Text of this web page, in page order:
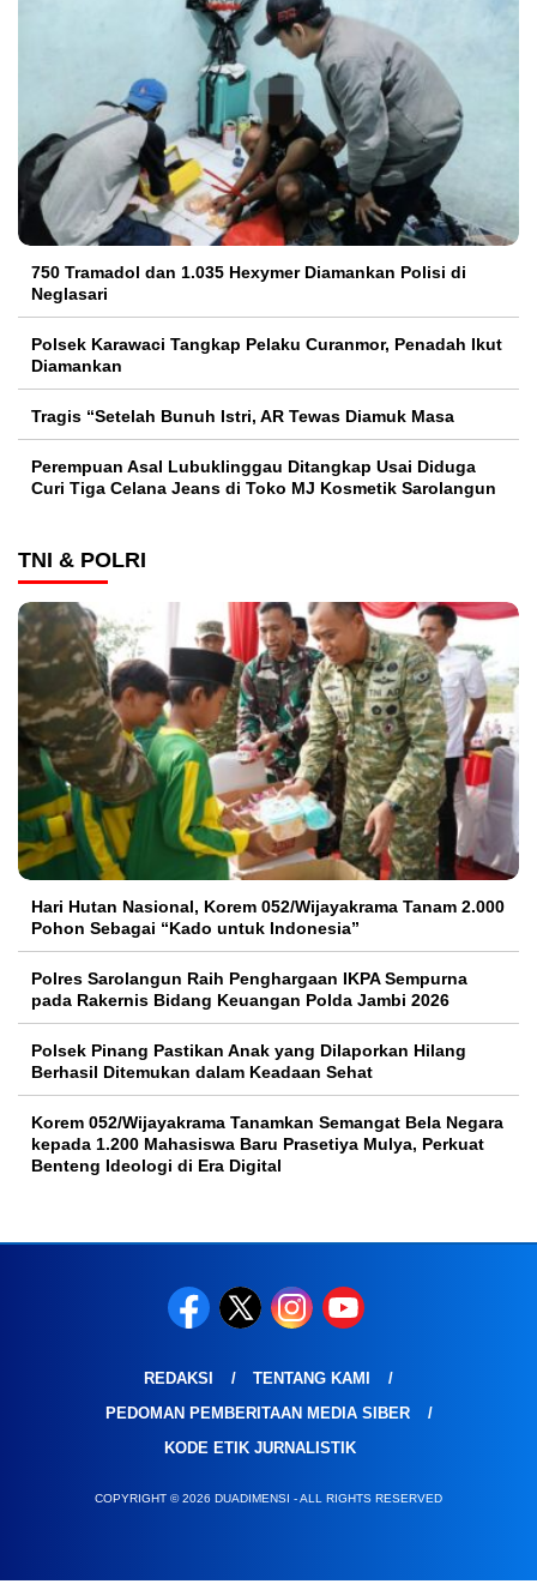
750 Tramadol dan 1.035 Hexymer Diamankan Polisi di
Neglasari
Polsek Karawaci Tangkap Pelaku Curanmor, Penadah Ikut
Diamankan
Tragis “Setelah Bunuh Istri, AR Tewas Diamuk Masa
Perempuan Asal Lubuklinggau Ditangkap Usai Diduga
Curi Tiga Celana Jeans di Toko MJ Kosmetik Sarolangun
TNI & POLRI
Hari Hutan Nasional, Korem 052/Wijayakrama Tanam 2.000
Pohon Sebagai “Kado untuk Indonesia”
Polres Sarolangun Raih Penghargaan IKPA Sempurna
pada Rakernis Bidang Keuangan Polda Jambi 2026
Polsek Pinang Pastikan Anak yang Dilaporkan Hilang
Berhasil Ditemukan dalam Keadaan Sehat
Korem 052/Wijayakrama Tanamkan Semangat Bela Negara
kepada 1.200 Mahasiswa Baru Prasetiya Mulya, Perkuat
Benteng Ideologi di Era Digital
REDAKSI
TENTANG KAMI
PEDOMAN PEMBERITAAN MEDIA SIBER
KODE ETIK JURNALISTIK
COPYRIGHT © 2026 DUADIMENSI - ALL RIGHTS RESERVED